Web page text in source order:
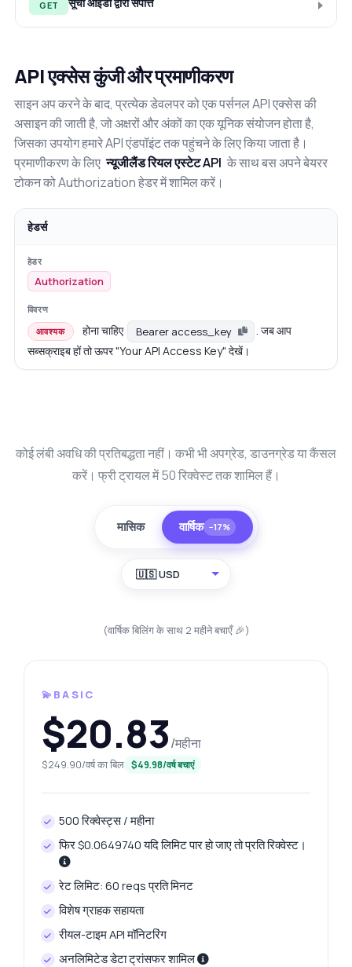
GET सूची आईडी द्वारा संपत्ति
API एक्सेस कुंजी और प्रमाणीकरण
साइन अप करने के बाद, प्रत्येक डेवलपर को एक पर्सनल API एक्सेस की
असाइन की जाती है, जो अक्षरों और अंकों का एक यूनिक संयोजन होता है,
जिसका उपयोग हमारे API एंडपॉइंट तक पहुंचने के लिए किया जाता है।
प्रमाणीकरण के लिए न्यूजीलैंड रियल एस्टेट API के साथ बस अपने बेयरर
टोकन को Authorization हेडर में शामिल करें।
हेडर्स
Authorization
आवश्यक होना चाहिए Bearer access_key
. जब आप
सब्सक्राइब हों तो ऊपर "Your API Access Key" देखें।
कोई लंबी अवधि की प्रतिबद्धता नहीं। कभी भी अपग्रेड, डाउनग्रेड या कैंसल
करें। फ्री ट्रायल में 50 रिक्वेस्ट तक शामिल हैं।
मासिक वार्षिक −17%
🇺🇸 USD
(वार्षिक बिलिंग के साथ 2 महीने बचाएँ 🎉)
💫BASIC
$20.83/महीना
$249.90/वर्ष का बिल $49.98/वर्ष बचाएं
500 रिक्वेस्ट्स / महीना
फिर $0.0649740 यदि लिमिट पार हो जाए तो प्रति रिक्वेस्ट।
रेट लिमिट: 60 reqs प्रति मिनट
विशेष ग्राहक सहायता
रीयल-टाइम API मॉनिटरिंग
अनलिमिटेड डेटा ट्रांसफर शामिल